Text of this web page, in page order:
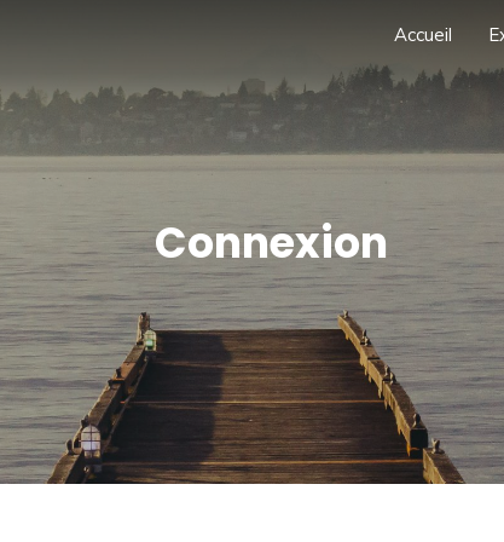
Accueil
Connexion